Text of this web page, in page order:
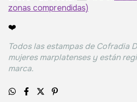
zonas comprendidas)
❤️
Todos las estampas de Cofradia
mujeres marplatenses y están
marca.